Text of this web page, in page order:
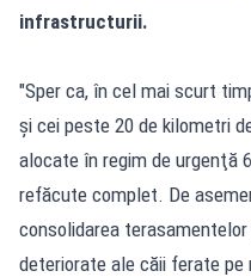
infrastructurii.
"Sper ca, în cel mai scurt
şi cei peste 20 de kilometri
alocate în regim de urgenţă
refăcute complet. De
consolidarea
deteriorate ale căii ferate pe